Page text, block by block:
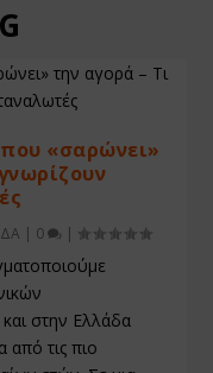
«σαρώνει»
| 0 |
στην Ελλάδα
από τις πιο